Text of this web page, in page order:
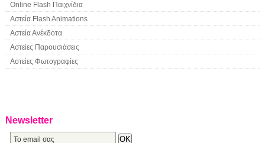
Online Flash Παιχνίδια
Αστεία Flash Animations
Αστεία Ανέκδοτα
Αστείες Παρουσιάσεις
Αστείες Φωτογραφίες
Newsletter